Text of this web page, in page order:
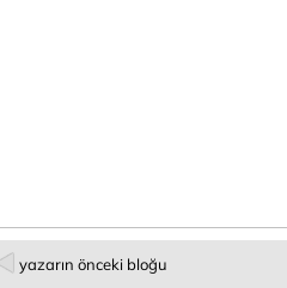
yazarın önceki bloğu